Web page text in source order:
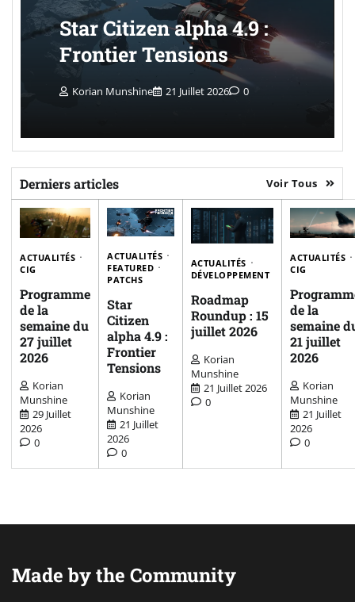
Star Citizen alpha 4.9 :
Frontier Tensions
Korian Munshine 21 Juillet 2026 0
Derniers articles Voir Tous
ACTUALITÉS
CIG
Programme
de la
semaine du
27 juillet
2026
Korian
Munshine
29 Juillet
2026
0
ACTUALITÉS
FEATURED
PATCHS
Star
Citizen
alpha 4.9 :
Frontier
Tensions
Korian
Munshine
21 Juillet
2026
0
ACTUALITÉS
DÉVELOPPEMENT
Roadmap
Roundup : 15
juillet 2026
Korian
Munshine
21 Juillet 2026
0
ACTUALITÉS
CIG
de la
semaine
21 juillet
2026
Korian
Munshine
21 Juillet
2026
0
Made by the Community